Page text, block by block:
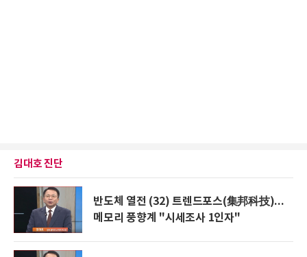
김대호 진단
반도체 열전 (32) 트렌드포스(集邦科技)...
메모리 풍향계 "시세조사 1인자"